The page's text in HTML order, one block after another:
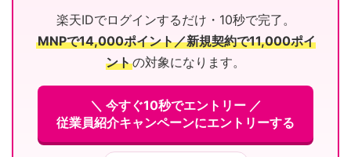
楽天IDでログインするだけ・10秒で完了。
MNPで14,000ポイント／新規契約で11,000ポイ
ントの対象になります。
＼ 今すぐ10秒でエントリー ／
従業員紹介キャンペーンにエントリーする